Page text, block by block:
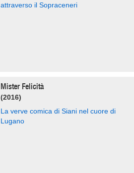
attraverso il Sopraceneri
Mister Felicità
(2016)
La verve comica di Siani nel cuore di
Lugano